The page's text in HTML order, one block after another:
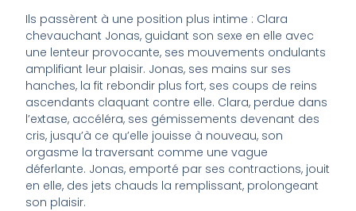
Ils passèrent à une position plus intime : Clara
chevauchant Jonas, guidant son sexe en elle avec
une lenteur provocante, ses mouvements ondulants
amplifiant leur plaisir. Jonas, ses mains sur ses
hanches, la fit rebondir plus fort, ses coups de reins
ascendants claquant contre elle. Clara, perdue dans
l’extase, accéléra, ses gémissements devenant des
cris, jusqu’à ce qu’elle jouisse à nouveau, son
orgasme la traversant comme une vague
déferlante. Jonas, emporté par ses contractions, jouit
en elle, des jets chauds la remplissant, prolongeant
son plaisir.